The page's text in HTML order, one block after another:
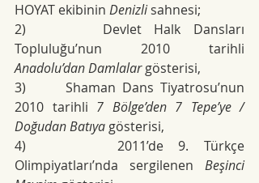
HOYAT ekibinin Denizli sahnesi;
2) Devlet Halk Dansları
Anadolu’dan Damlalar gösterisi,
3) Shaman Dans Tiyatrosu’nun
2010 tarihli 7 Bölge’den 7 Tepe’ye /
Doğudan Batıya gösterisi,
4) 2011’de 9. Türkçe
Olimpiyatları’nda sergilenen Beşinci